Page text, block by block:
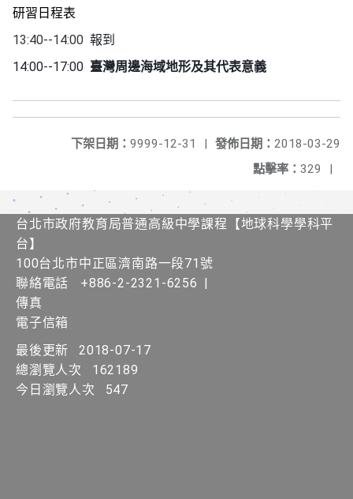
研習日程表
13:40--14:00 報到
14:00--17:00 臺灣周邊海域地形及其代表意義
發佈日期： 2018-03-29
下架日期： 9999-12-31
|
點擊率： 329 |
台北市政府教育局普通高級中學課程​【​地球科學學科平
台】
100台北市中正區濟南路一段71號
聯絡電話
+886-2-2321-6256 |
傳真
電子信箱
最後更新
2018-07-17
總瀏覽人次
162189
今日瀏覽人次
547